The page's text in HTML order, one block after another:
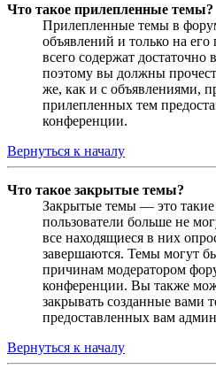
Что такое прилепленные темы?
Прилепленные темы в
объявлений и только на
всего содержат
поэтому вы должны
же, как и с объявлениями,
прилепленных тем
конференции.
Вернуться к началу
Что такое закрытые темы?
Закрытые темы — это
пользователи больше не
все находящиеся в них
завершаются. Темы могут
причинам модератором
конференции. Вы также
закрывать созданные вами
предоставленных вам
Вернуться к началу